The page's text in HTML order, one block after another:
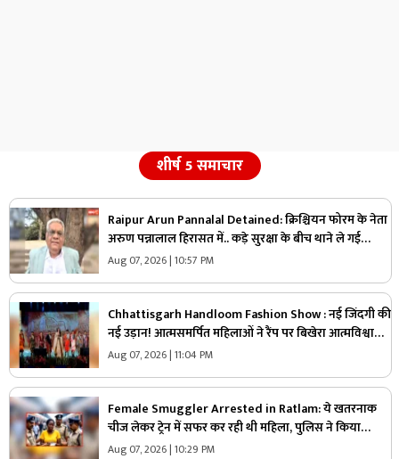
शीर्ष 5 समाचार
Raipur Arun Pannalal Detained: क्रिश्चियन फोरम के नेता
अरुण पन्नालाल हिरासत में.. कड़े सुरक्षा के बीच थाने ले गई
पुलिस, जानें क्या है आरोप
Aug 07, 2026 | 10:57 PM
Chhattisgarh Handloom Fashion Show : नई जिंदगी की
नई उड़ान! आत्मसमर्पित महिलाओं ने रैंप पर बिखेरा आत्मविश्वास,
तस्वीरें जीत लेंगी आपका दिल
Aug 07, 2026 | 11:04 PM
Female Smuggler Arrested in Ratlam: ये खतरनाक
चीज लेकर ट्रेन में सफर कर रही थी महिला, पुलिस ने किया
गिरफ्तार, जांच में सामने आई चौंकाने वाली सच्चाई
Aug 07, 2026 | 10:29 PM